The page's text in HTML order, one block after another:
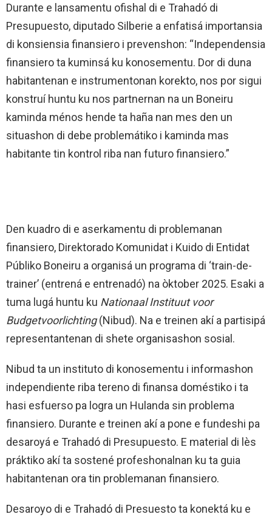
Durante e lansamentu ofishal di e Trahadó di
Presupuesto, diputado Silberie a enfatisá importansia
di konsiensia finansiero i prevenshon: “Independensia
finansiero ta kuminsá ku konosementu. Dor di duna
habitantenan e instrumentonan korekto, nos por sigui
konstruí huntu ku nos partnernan na un Boneiru
kaminda ménos hende ta haña nan mes den un
situashon di debe problemátiko i kaminda mas
habitante tin kontrol riba nan futuro finansiero.”
Den kuadro di e aserkamentu di problemanan
finansiero, Direktorado Komunidat i Kuido di Entidat
Públiko Boneiru a organisá un programa di ‘train-de-
trainer’ (entrená e entrenadó) na òktober 2025. Esaki a
tuma lugá huntu ku Nationaal Instituut voor
Budgetvoorlichting(Nibud). Na e treinen akí a partisipá
representantenan di shete organisashon sosial.
Nibud ta un instituto di konosementu i informashon
independiente riba tereno di finansa doméstiko i ta
hasi esfuerso pa logra un Hulanda sin problema
finansiero. Durante e treinen akí a pone e fundeshi pa
desaroyá e Trahadó di Presupuesto. E material di lès
práktiko akí ta sostené profeshonalnan ku ta guia
habitantenan ora tin problemanan finansiero.
Desaroyo di e Trahadó di Presuesto ta konektá ku e